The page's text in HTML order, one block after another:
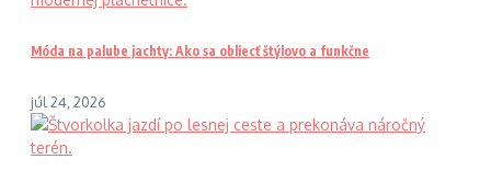
Móda na palube jachty: Ako sa obliecť štýlovo a funkčne
júl 24, 2026